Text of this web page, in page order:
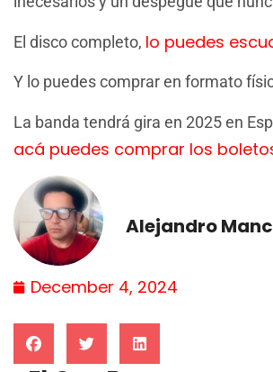
El disco completo, lo puedes
Y lo puedes comprar en formato
La banda tendrá gira en 2025 en
acá puedes comprar los
Alejandro
December 4, 2024